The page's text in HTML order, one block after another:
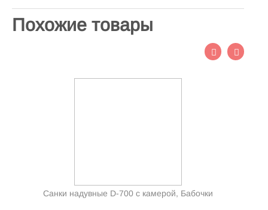
Похожие товары
Санки надувные D-700 с камерой, Бабочки